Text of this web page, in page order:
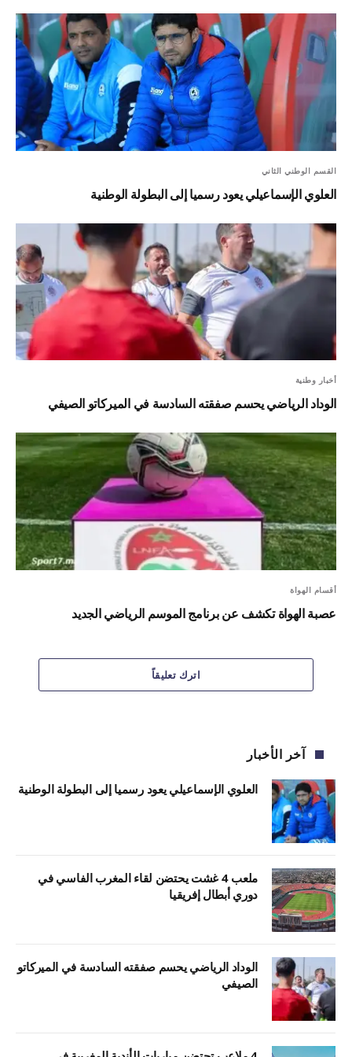
القسم الوطني الثاني
العلوي الإسماعيلي يعود رسميا إلى البطولة الوطنية
أخبار وطنية
الوداد الرياضي يحسم صفقته السادسة في الميركاتو الصيفي
أقسام الهواة
عصبة الهواة تكشف عن برنامج الموسم الرياضي الجديد
اترك تعليقاً
آخر الأخبار
العلوي الإسماعيلي يعود رسميا إلى البطولة الوطنية
ملعب 4 غشت يحتضن لقاء المغرب الفاسي في
دوري أبطال إفريقيا
الوداد الرياضي يحسم صفقته السادسة في الميركاتو
الصيفي